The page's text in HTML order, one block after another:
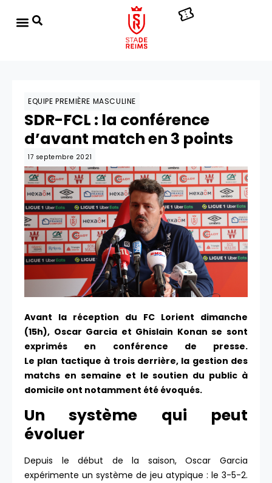
EQUIPE PREMIÈRE MASCULINE
SDR-FCL : la conférence
d’avant match en 3 points
17 septembre 2021
Avant la réception du FC Lorient dimanche
(15h), Oscar Garcia et Ghislain Konan se sont
exprimés en conférence de presse.
Le plan tactique à trois derrière, la gestion des
matchs en semaine et le soutien du public à
domicile ont notamment été évoqués.
Un système qui peut
évoluer
Depuis le début de la saison, Oscar Garcia
expérimente un système de jeu atypique : le 3-5-2.